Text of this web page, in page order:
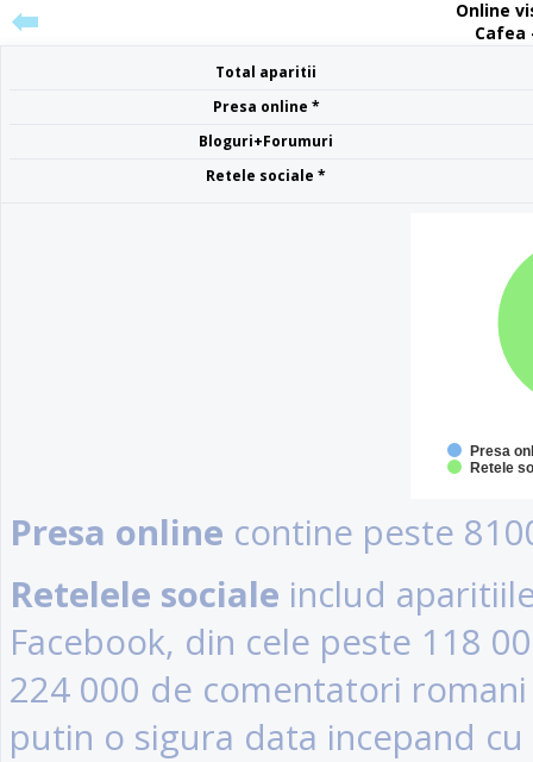
Online
Cafea
Total aparitii
Presa online *
Bloguri+Forumuri
Retele sociale *
Presa
Retele
Presa online contine peste
Retelele sociale includ
Facebook, din cele peste 118
224 000 de comentatori
putin o sigura data incepand